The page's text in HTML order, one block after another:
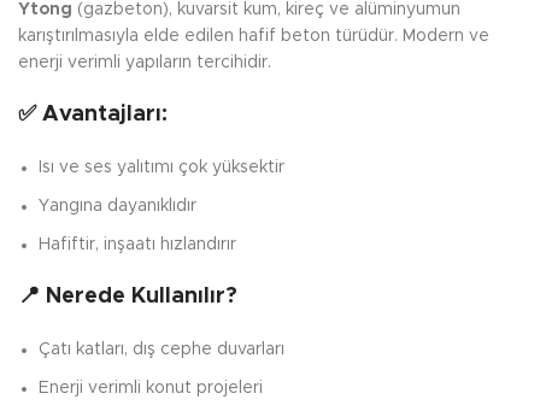
Ytong (gazbeton), kuvarsit kum, kireç ve alüminyumun
karıştırılmasıyla elde edilen hafif beton türüdür. Modern ve
enerji verimli yapıların tercihidir.
✅ Avantajları:
Isı ve ses yalıtımı çok yüksektir
Yangına dayanıklıdır
Hafiftir, inşaatı hızlandırır
📍 Nerede Kullanılır?
Çatı katları, dış cephe duvarları
Enerji verimli konut projeleri